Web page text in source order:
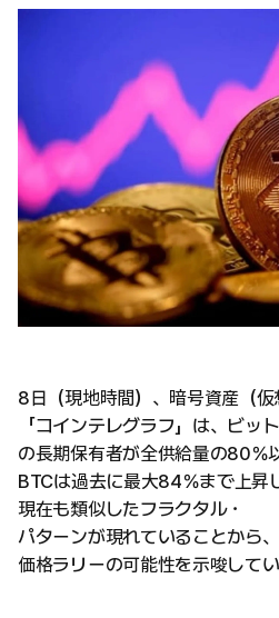
8日（現地時間）、暗号資産（
「コインテレグラフ」は、ビッ
の長期保有者が全供給量の80％
BTCは過去に最大84％まで上昇
現在も類似したフラクタル・
パターンが現れていることから、
価格ラリーの可能性を示唆してい